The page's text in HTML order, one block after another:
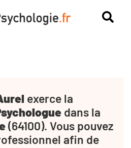
exerce la
dans la
(64100). Vous pouvez
afin de